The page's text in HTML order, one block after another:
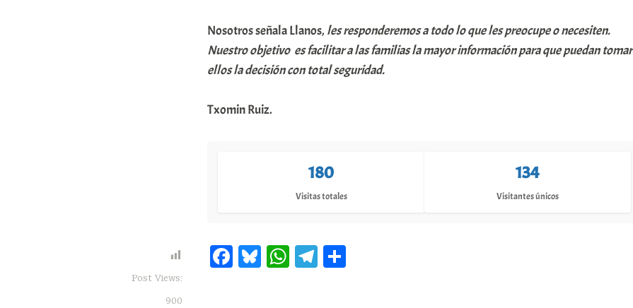
Nosotros señala Llanos, les responderemos a todo lo que les preocupe o necesiten.
Nuestro objetivo es facilitar a las familias la mayor información para que puedan tomar
ellos la decisión con total seguridad.
Txomin Ruiz.
180
Visitas totales
134
Visitantes únicos
Post Views:
900
Fa Bl W Te